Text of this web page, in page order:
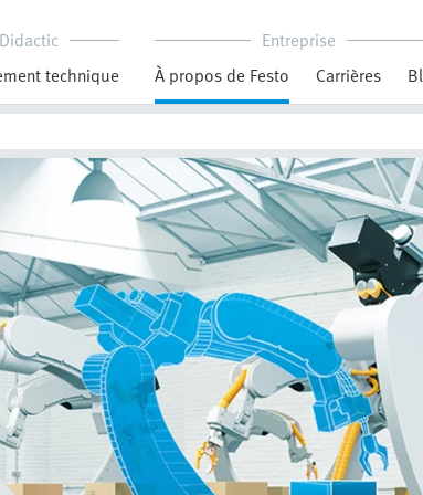
Didactic
technique
Entreprise
À propos de Festo
Carrières